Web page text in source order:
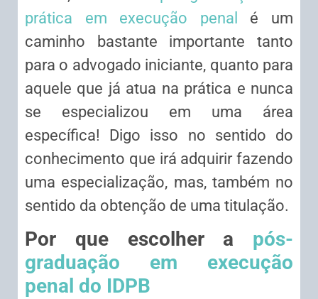
prática em execução penal
é um
caminho bastante importante tanto
para o advogado iniciante, quanto para
aquele que já atua na prática e nunca
se especializou em uma área
específica! Digo isso no sentido do
conhecimento que irá adquirir fazendo
uma especialização, mas, também no
sentido da obtenção de uma titulação.
Por que escolher a pós-
graduação em execução
penal do IDPB